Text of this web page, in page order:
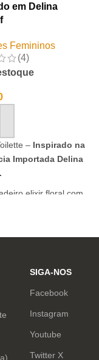
em Delina
Femininos
(4)
AO CARRINHO
– Inspirado na
Importada Delina
elixir floral com
SIGA-NOS
Facebook
Instagram
Youtube
Twitter X